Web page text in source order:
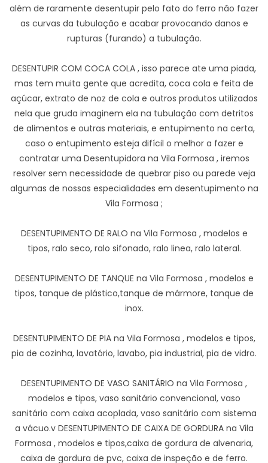
além de raramente desentupir pelo fato do ferro não fazer
as curvas da tubulação e acabar provocando danos e
rupturas (furando) a tubulação.
DESENTUPIR COM COCA COLA , isso parece ate uma piada,
mas tem muita gente que acredita, coca cola e feita de
açúcar, extrato de noz de cola e outros produtos utilizados
nela que gruda imaginem ela na tubulação com detritos
de alimentos e outras materiais, e entupimento na certa,
caso o entupimento esteja difícil o melhor a fazer e
contratar uma Desentupidora na Vila Formosa , iremos
resolver sem necessidade de quebrar piso ou parede veja
algumas de nossas especialidades em desentupimento na
Vila Formosa ;
DESENTUPIMENTO DE RALO na Vila Formosa , modelos e
tipos, ralo seco, ralo sifonado, ralo linea, ralo lateral.
DESENTUPIMENTO DE TANQUE na Vila Formosa , modelos e
tipos, tanque de plástico,tanque de mármore, tanque de
inox.
DESENTUPIMENTO DE PIA na Vila Formosa , modelos e tipos,
pia de cozinha, lavatório, lavabo, pia industrial, pia de vidro.
DESENTUPIMENTO DE VASO SANITÁRIO na Vila Formosa ,
modelos e tipos, vaso sanitário convencional, vaso
sanitário com caixa acoplada, vaso sanitário com sistema
a vácuo.v DESENTUPIMENTO DE CAIXA DE GORDURA na Vila
Formosa , modelos e tipos,caixa de gordura de alvenaria,
caixa de gordura de pvc, caixa de inspeção e de ferro.